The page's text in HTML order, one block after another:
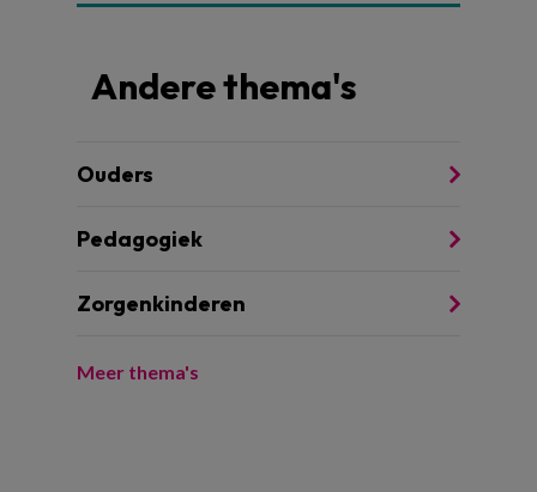
Andere thema's
Ouders
Pedagogiek
Zorgenkinderen
Meer thema's